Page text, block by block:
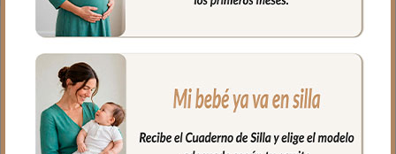
PRODUCTOS
RELACIONADOS